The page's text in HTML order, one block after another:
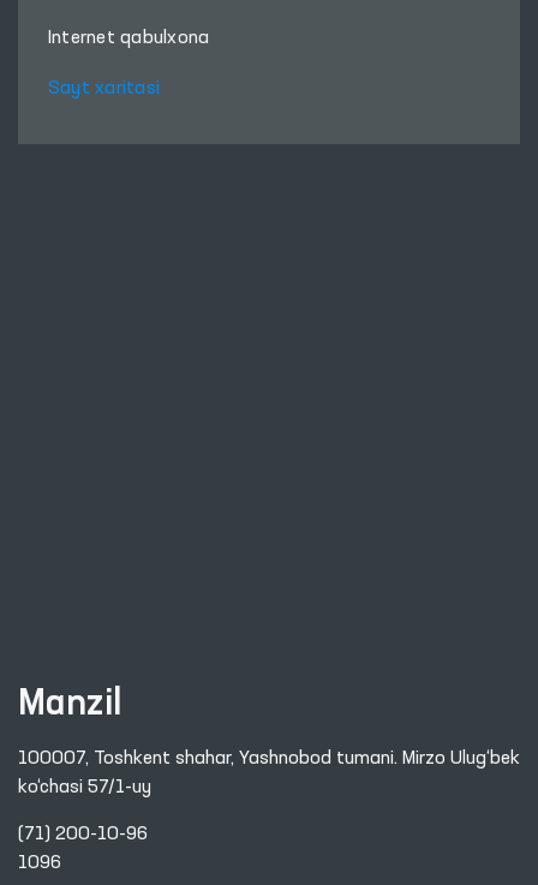
Internet qabulxona
Sayt xaritasi
Manzil
100007, Toshkent shahar, Yashnobod tumani. Mirzo Ulug‘bek
ko‘chasi 57/1-uy
(71) 200-10-96
1096